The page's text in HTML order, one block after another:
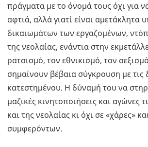
πράγματα με το όνομά τους όχι για
αφτιά, αλλά γιατί είναι αμετάκλητα
δικαιωμάτων των εργαζομένων,
της νεολαίας, ενάντια στην
ρατσισμό, τον εθνικισμό, τον
σημαίνουν βέβαια σύγκρουση με τις
κατεστημένου. Η δύναμή του να
μαζικές κινητοποιήσεις και αγώνες
και της νεολαίας κι όχι σε «χάρες»
συμφερόντων.